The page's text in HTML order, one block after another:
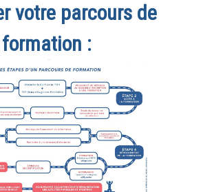
votre parcours de
formation :